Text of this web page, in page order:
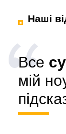
Наші
Все
мій